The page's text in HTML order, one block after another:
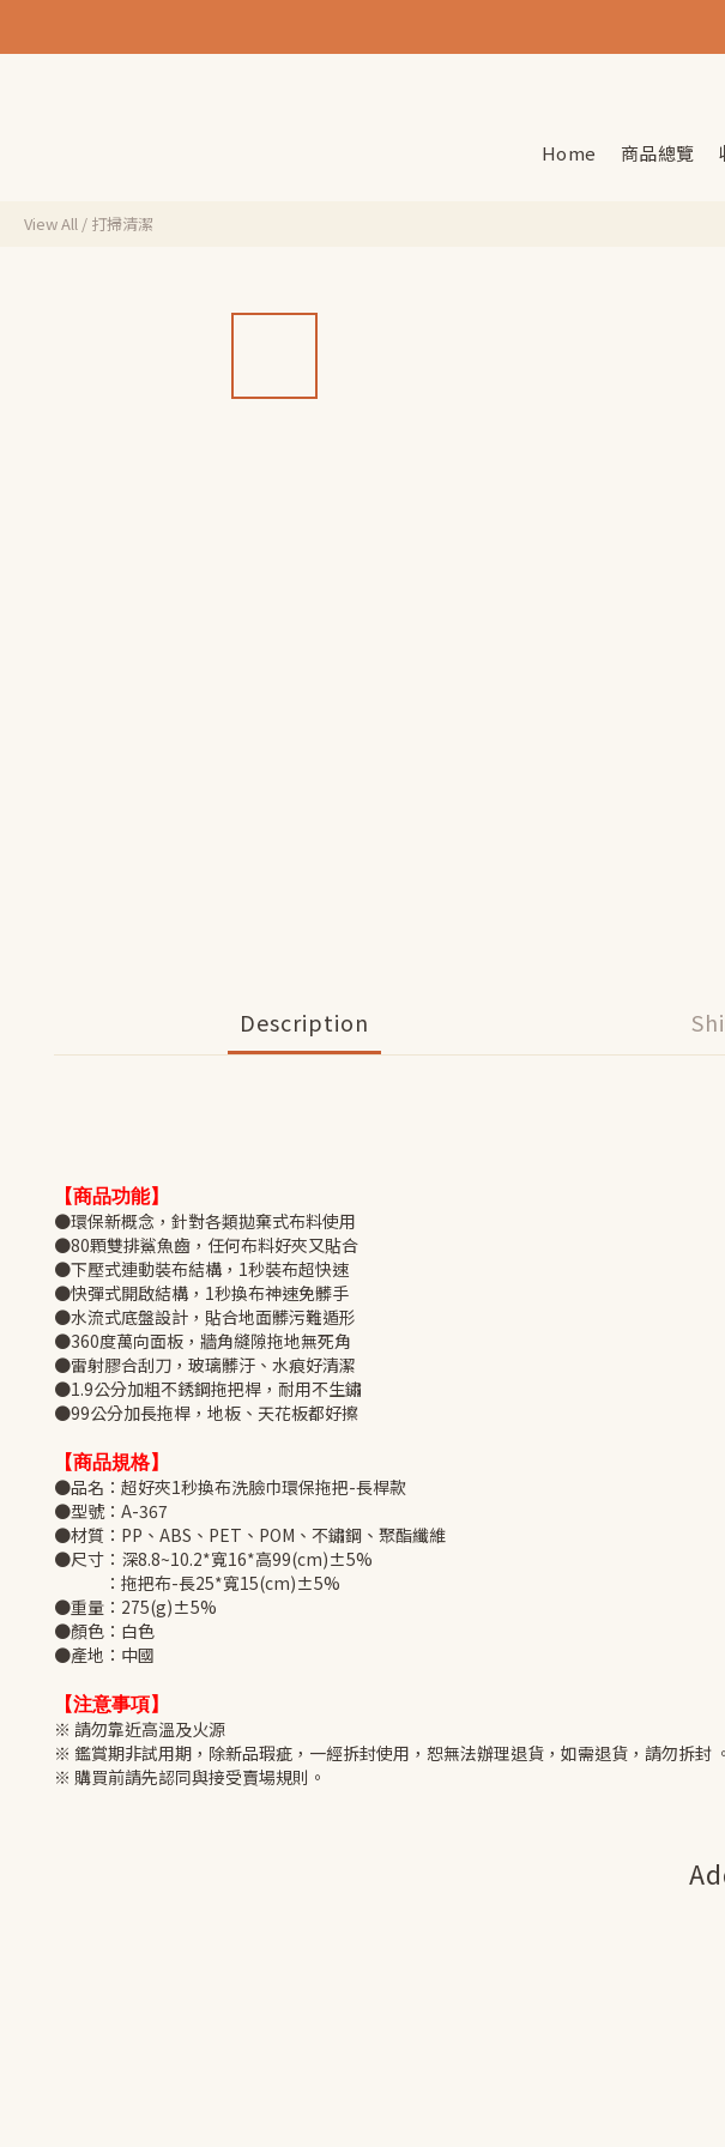
Home 商品總覽
View All / 打掃清潔
Description
【商品功能】
●環保新概念，針對各類拋棄式布料使用
●80顆雙排鯊魚齒，任何布料好夾又貼合
●下壓式連動裝布結構，1秒裝布超快速
●快彈式開啟結構，1秒換布神速免髒手
●水流式底盤設計，貼合地面髒污難遁形
●360度萬向面板，牆角縫隙拖地無死角
●雷射膠合刮刀，玻璃髒汙、水痕好清潔
●1.9公分加粗不銹鋼拖把桿，耐用不生鏽
●99公分加長拖桿，地板、天花板都好擦
【商品規格】
●品名：超好夾1秒換布洗臉巾環保拖把-長桿款
●型號：A-367
●材質：PP、ABS、PET、POM、不鏽鋼、聚酯纖維
●尺寸：深8.8~10.2*寬16*高99(cm)±5%
：拖把布-長25*寬15(cm)±5%
●重量：275(g)±5%
●顏色：白色
●產地：中國
【注意事項】
※ 請勿靠近高溫及火源
※ 鑑賞期非試用期，除新品瑕疵，一經拆封使用，恕無法辦理退貨，如需退貨，請勿拆封 。
※ 購買前請先認同與接受賣場規則。